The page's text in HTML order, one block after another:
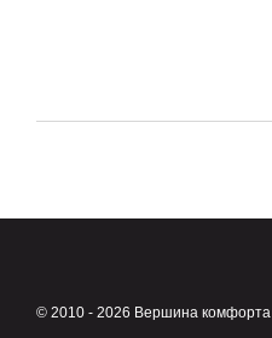
© 2010 - 2026 Вершина комфорта